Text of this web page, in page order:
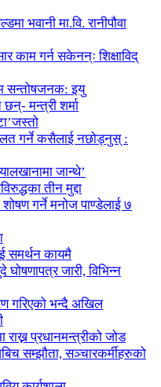
भवानी मा.वि. रानीपौवा
काम गर्न सकेनन्ः शिक्षाविद्
सन्तोषजनक: इयु
मन्त्री शर्मा
गर्ने कसैलाई नछोड्नुस् :
जान्थे’
तीन मुद्दा
शोषण गर्ने मनोज पाण्डेलाई ७
समर्थन कायमै
घोषणापत्र जारी, विभिन्न
गरिएको भन्दै अखिल
प्रधानमन्त्रीको जोड
सम्झौता, सञ्चारकर्मीहरुको